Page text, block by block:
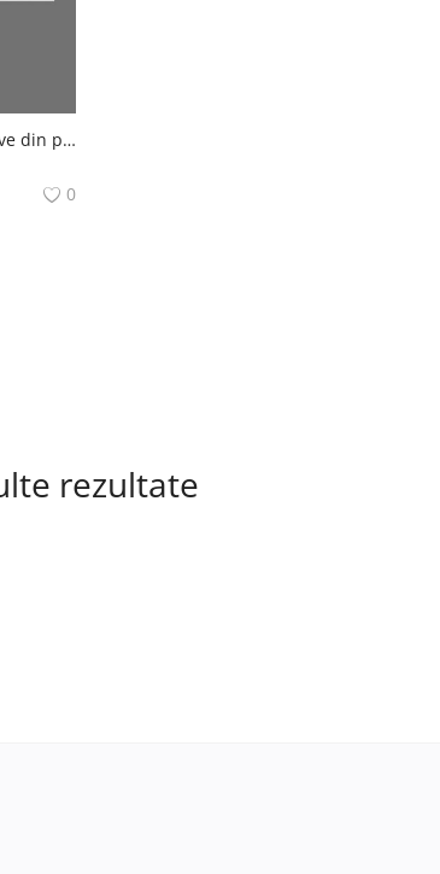
P81071 Modele decorative din poliuretan
0
rezultate